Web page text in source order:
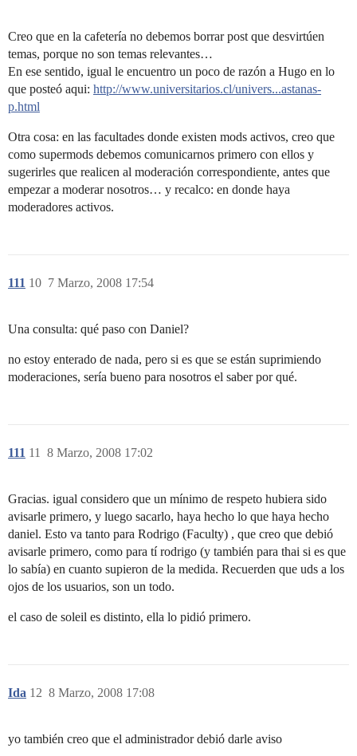
Creo que en la cafetería no debemos borrar post que desvirtúen
temas, porque no son temas relevantes…
En ese sentido, igual le encuentro un poco de razón a Hugo en lo
que posteó aqui: http://www.universitarios.cl/univers...astanas-
p.html
Otra cosa: en las facultades donde existen mods activos, creo que
como supermods debemos comunicarnos primero con ellos y
sugerirles que realicen al moderación correspondiente, antes que
empezar a moderar nosotros… y recalco: en donde haya
moderadores activos.
111 7 Marzo, 2008 17:54
10
Una consulta: qué paso con Daniel?
no estoy enterado de nada, pero si es que se están suprimiendo
moderaciones, sería bueno para nosotros el saber por qué.
111 8 Marzo, 2008 17:02
11
Gracias. igual considero que un mínimo de respeto hubiera sido
avisarle primero, y luego sacarlo, haya hecho lo que haya hecho
daniel. Esto va tanto para Rodrigo (Faculty) , que creo que debió
avisarle primero, como para tí rodrigo (y también para thai si es que
lo sabía) en cuanto supieron de la medida. Recuerden que uds a los
ojos de los usuarios, son un todo.
el caso de soleil es distinto, ella lo pidió primero.
Ida 8 Marzo, 2008 17:08
12
yo también creo que el administrador debió darle aviso